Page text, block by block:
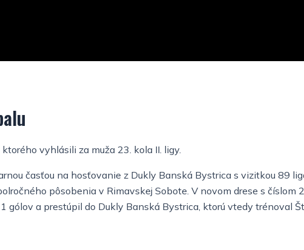
vyhlásili za muža 23. kola II. ligy.
časťou na hosťovanie z Dukly Banská Bystrica s vizitkou 89
pôsobenia v Rimavskej Sobote. V novom drese s číslom
gólov a prestúpil do Dukly Banská Bystrica, ktorú vtedy trénoval